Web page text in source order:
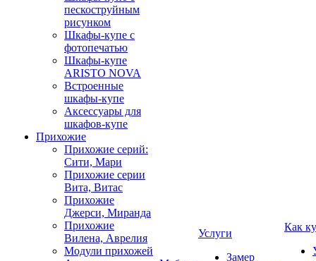
пескоструйным
рисунком
Шкафы-купе с
фотопечатью
Шкафы-купе
ARISTO NOVA
Встроенные
шкафы-купе
Аксессуары для
шкафов-купе
Прихожие
Прихожие серий:
Сити, Мари
Прихожие серии
Вита, Витас
Прихожие
Джерси, Миранда
Прихожие
Вилена, Аврелия
Модули прихожей
Услуги
Замер
Как